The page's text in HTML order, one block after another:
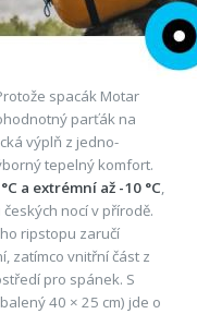
spacák Motar
parťák na
výplň z jedno-
tepelný komfort.
a extrémní až -10 °C,
nocí v přírodě.
ripstopu zaručí
zatímco vnitřní část z
pro spánek. S
40 × 25 cm) jde o